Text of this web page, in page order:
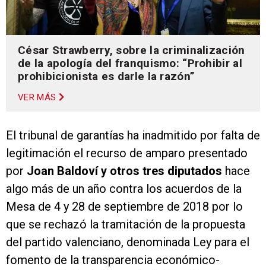
César Strawberry, sobre la criminalización
de la apología del franquismo: “Prohibir al
prohibicionista es darle la razón”
VER MÁS
El tribunal de garantías ha inadmitido por falta de
legitimación el recurso de amparo presentado
por Joan Baldoví y otros tres diputados hace
algo más de un año contra los acuerdos de la
Mesa de 4 y 28 de septiembre de 2018 por lo
que se rechazó la tramitación de la propuesta
del partido valenciano, denominada Ley para el
fomento de la transparencia económico-